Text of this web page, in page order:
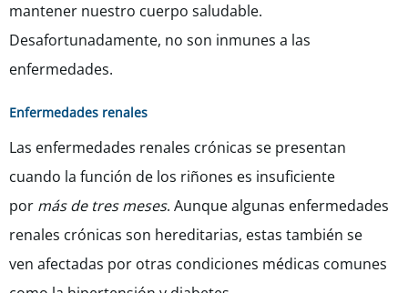
mantener nuestro cuerpo saludable.
Desafortunadamente, no son inmunes a las
enfermedades.
Enfermedades renales
Las enfermedades renales crónicas se presentan
cuando la función de los riñones es insuficiente
por más de tres meses. Aunque algunas enfermedades
renales crónicas son hereditarias, estas también se
ven afectadas por otras condiciones médicas comunes